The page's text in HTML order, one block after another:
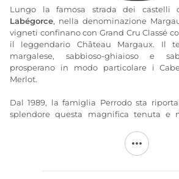
Lungo la famosa strada dei castelli
Labégorce, nella denominazione
vigneti confinano con Grand Cru Classé
il leggendario Château Margaux. Il
margalese, sabbioso-ghiaioso e
prosperano in modo particolare i
Merlot.
Dal 1989, la famiglia Perrodo sta
splendore questa magnifica tenuta e
rivela uno stile affascinante con
fruttate vivaci e grande finezza.